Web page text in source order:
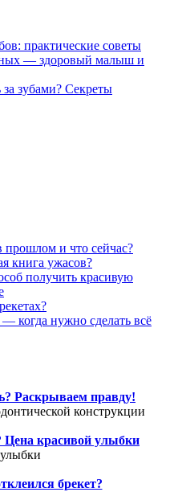
практические советы
— здоровый малыш и
зубами? Секреты
прошлом и что сейчас?
книга ужасов?
получить красивую
когда нужно сделать всё
Раскрываем правду!
Цена красивой улыбки
брекет?